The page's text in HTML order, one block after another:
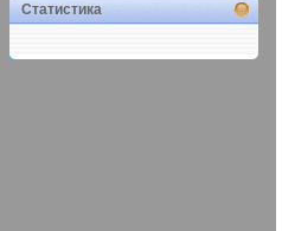
Статистика